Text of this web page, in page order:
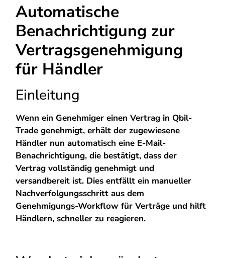
Automatische
Benachrichtigung zur
Vertragsgenehmigung
für Händler
Einleitung
Wenn ein Genehmiger einen Vertrag in Qbil-
Trade genehmigt, erhält der zugewiesene
Händler nun automatisch eine E-Mail-
Benachrichtigung, die bestätigt, dass der
Vertrag vollständig genehmigt und
versandbereit ist. Dies entfällt ein manueller
Nachverfolgungsschritt aus dem
Genehmigungs-Workflow für Verträge und hilft
Händlern, schneller zu reagieren.